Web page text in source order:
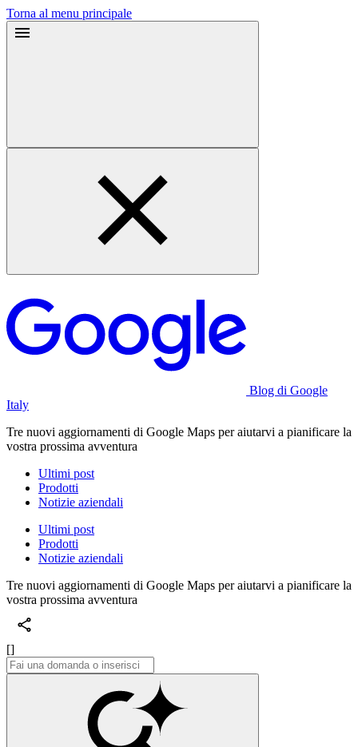
Torna al menu principale
Blog di Google
Italy
Tre nuovi aggiornamenti di Google Maps per aiutarvi a pianificare la
vostra prossima avventura
Ultimi post
Prodotti
Notizie aziendali
Ultimi post
Prodotti
Notizie aziendali
Tre nuovi aggiornamenti di Google Maps per aiutarvi a pianificare la
vostra prossima avventura
[]